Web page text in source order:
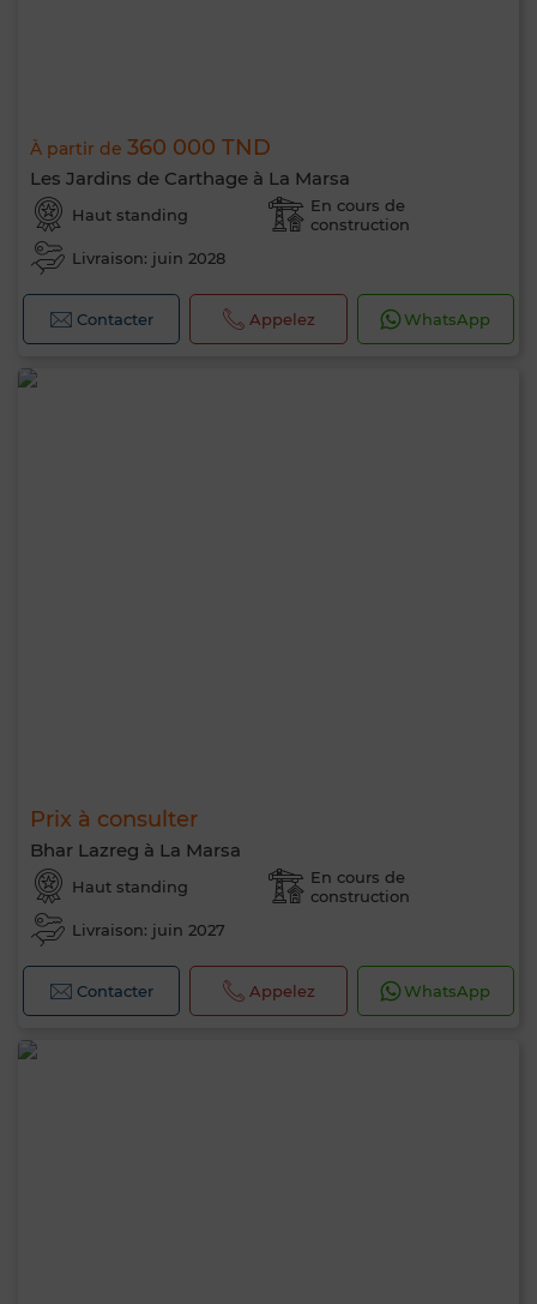
À partir de 360 000 TND
Les Jardins de Carthage à La Marsa
Haut standing
En cours de
construction
Livraison: juin 2028
Contacter Appelez WhatsApp
Prix à consulter
Bhar Lazreg à La Marsa
Haut standing
En cours de
construction
Livraison: juin 2027
Contacter Appelez WhatsApp